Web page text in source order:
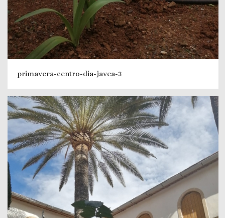
primavera-centro-dia-javea-3